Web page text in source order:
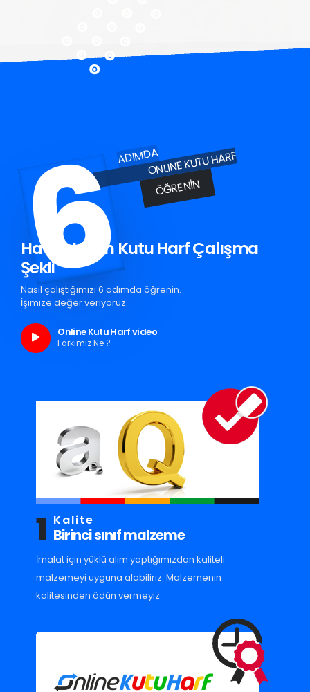
6ADIMDAONLINE KUTU HARF
ÖĞRENIN
Havza Krom Kutu Harf Çalışma
Şekli
Nasıl çalıştığımızı 6 adımda öğrenin.
İşimize değer veriyoruz.
Online Kutu Harf video
Farkımız Ne ?
1 Kalite
Birinci sınıf malzeme
İmalat için yüklü alım yaptığımızdan kaliteli
malzemeyi uyguna alabiliriz. Malzemenin
kalitesinden ödün vermeyiz.